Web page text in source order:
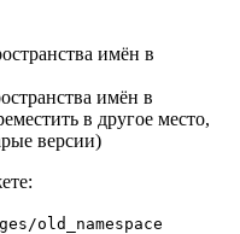
имён в
имён в
в другое место,
версии)
old_namespace